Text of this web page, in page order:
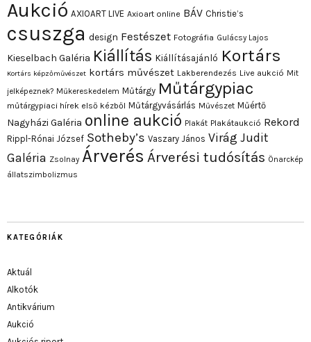
Aukció AXIOART LIVE Axioart online BÁV Christie’s
csuszga design Festészet Fotográfia Gulácsy Lajos
Kieselbach Galéria Kiállítás Kiállításajánló Kortárs
Kortárs képzőművészet kortárs művészet Lakberendezés Live aukció Mit
jelképeznek? Műkereskedelem Műtárgy Műtárgypiac
műtárgypiaci hírek első kézből Műtárgyvásárlás Művészet Műértő
Nagyházi Galéria online aukció Plakát Plakátaukció Rekord
Rippl-Rónai József Sotheby’s Vaszary János Virág Judit
Galéria Zsolnay Árverés Árverési tudósítás Önarckép
állatszimbolizmus
KATEGÓRIÁK
Aktuál
Alkotók
Antikvárium
Aukció